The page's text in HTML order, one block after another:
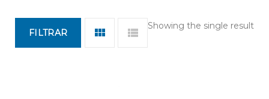
Showing the single result
FILTRAR